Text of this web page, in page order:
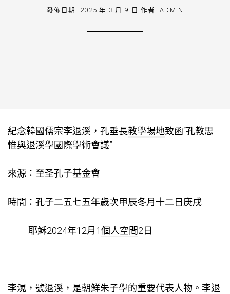
發佈日期: 2025 年 3 月 9 日 作者:ADMIN
紀念韓國儒宗李退溪，孔垂長教學場地致函“孔教思
惟與退溪學國際學術會議”
來源：至圣孔子基金會
時間：孔子二五七五年歲次甲辰冬月十二日庚戌
耶穌2024年12月1個人空間2日
李滉，號退溪，是朝鮮朱子學的重要代表人物。李退